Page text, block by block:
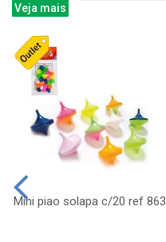
Veja mais
Mini piao solapa c/20 ref 863